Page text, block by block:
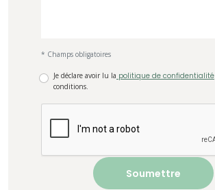
* Champs obligatoires
Je déclare avoir lu la politique de confidentialité
conditions.